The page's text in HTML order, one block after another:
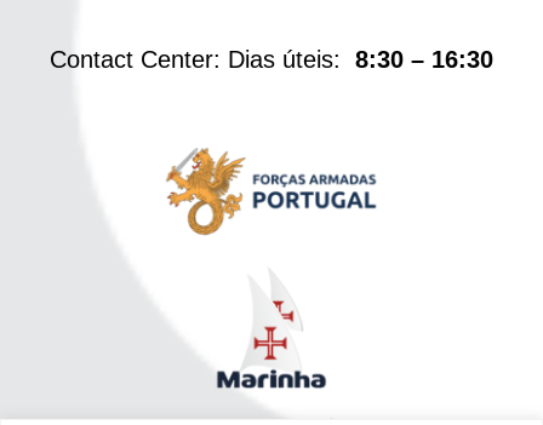
Contact Center: Dias úteis: 8:30 – 16:30